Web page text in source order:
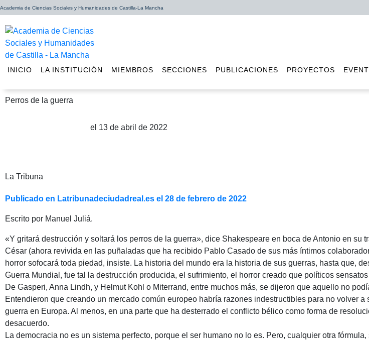
Academia de Ciencias Sociales y Humanidades de Castilla-La Mancha
INICIO LA INSTITUCIÓN MIEMBROS SECCIONES PUBLICACIONES PROYECTOS
Perros de la guerra
el 13 de abril de 2022
La Tribuna
Publicado en Latribunadeciudadreal.es el 28 de febrero de 2022
Escrito por Manuel Juliá.
«Y gritará destrucción y soltará los perros de la guerra», dice Shakespeare en boca de Antonio en su
César (ahora revivida en las puñaladas que ha recibido Pablo Casado de sus más íntimos
horror sofocará toda piedad, insiste. La historia del mundo era la historia de sus guerras, hasta que,
Guerra Mundial, fue tal la destrucción producida, el sufrimiento, el horror creado que políticos
De Gasperi, Anna Lindh, y Helmut Kohl o Miterrand, entre muchos más, se dijeron que aquello no
Entendieron que creando un mercado común europeo habría razones indestructibles para no volver a
guerra en Europa. Al menos, en una parte que ha desterrado el conflicto bélico como forma de
desacuerdo.
La democracia no es un sistema perfecto, porque el ser humano no lo es. Pero, cualquier otra